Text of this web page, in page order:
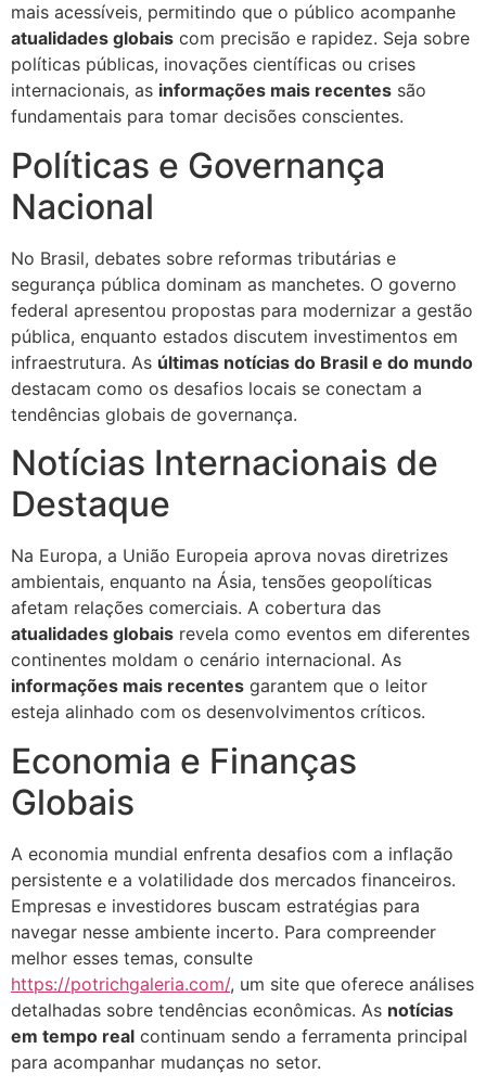
mais acessíveis, permitindo que o público acompanhe
atualidades globais com precisão e rapidez. Seja sobre
políticas públicas, inovações científicas ou crises
internacionais, as informações mais recentes são
fundamentais para tomar decisões conscientes.
Políticas e Governança
Nacional
No Brasil, debates sobre reformas tributárias e
segurança pública dominam as manchetes. O governo
federal apresentou propostas para modernizar a gestão
pública, enquanto estados discutem investimentos em
infraestrutura. As últimas notícias do Brasil e do mundo
destacam como os desafios locais se conectam a
tendências globais de governança.
Notícias Internacionais de
Destaque
Na Europa, a União Europeia aprova novas diretrizes
ambientais, enquanto na Ásia, tensões geopolíticas
afetam relações comerciais. A cobertura das
atualidades globais revela como eventos em diferentes
continentes moldam o cenário internacional. As
informações mais recentes garantem que o leitor
esteja alinhado com os desenvolvimentos críticos.
Economia e Finanças
Globais
A economia mundial enfrenta desafios com a inflação
persistente e a volatilidade dos mercados financeiros.
Empresas e investidores buscam estratégias para
navegar nesse ambiente incerto. Para compreender
melhor esses temas, consulte
https://potrichgaleria.com/, um site que oferece análises
detalhadas sobre tendências econômicas. As notícias
em tempo real continuam sendo a ferramenta principal
para acompanhar mudanças no setor.